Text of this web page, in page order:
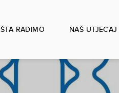
ŠTA RADIMO NAŠ UTJECAJ